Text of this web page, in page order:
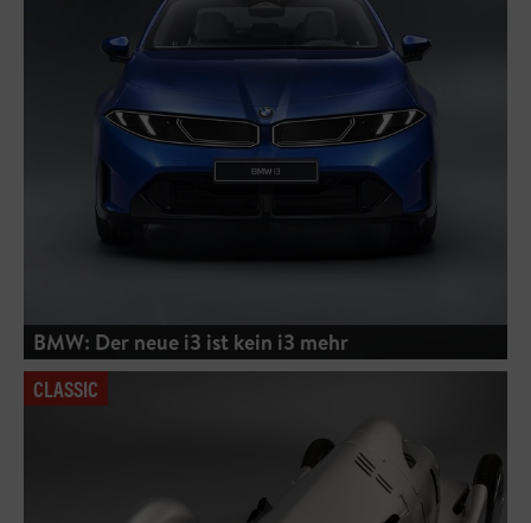
BMW: Der neue i3 ist kein i3 mehr
CLASSIC